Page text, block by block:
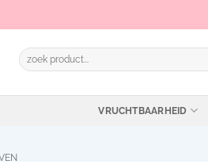
Zoeken
naar:
VRUCHTBAARHEID